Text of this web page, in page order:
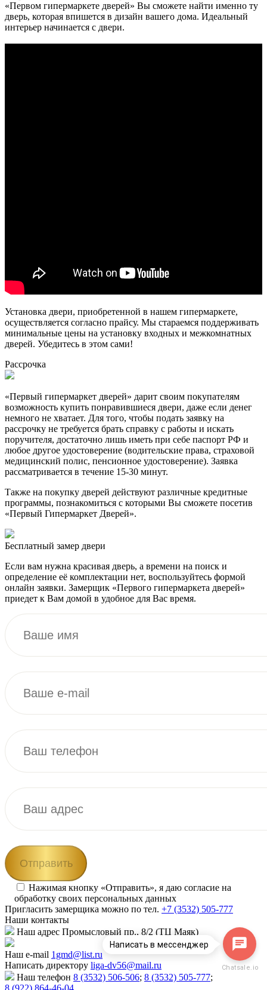
«Первом гипермаркете дверей» Вы сможете найти именно ту
дверь, которая впишется в дизайн вашего дома. Идеальный
интерьер начинается с двери.
Установка двери, приобретенной в нашем гипермаркете,
осуществляется согласно прайсу. Мы стараемся поддерживать
минимальные цены на установку входных и межкомнатных
дверей. Убедитесь в этом сами!
Рассрочка
«Первый гипермаркет дверей» дарит своим покупателям
возможность купить понравившиеся двери, даже если денег
немного не хватает. Для того, чтобы подать заявку на
рассрочку не требуется брать справку с работы и искать
поручителя, достаточно лишь иметь при себе паспорт РФ и
любое другое удостоверение (водительские права, страховой
медицинский полис, пенсионное удостоверение). Заявка
рассматривается в течение 15-30 минут.
Также на покупку дверей действуют различные кредитные
программы, познакомиться с которыми Вы сможете посетив
«Первый Гипермаркет Дверей».
Бесплатный замер двери
Если вам нужна красивая дверь, а времени на поиск и
определение её комплектации нет, воспользуйтесь формой
онлайн заявки. Замерщик «Первого гипермаркета дверей»
приедет к Вам домой в удобное для Вас время.
Нажимая кнопку «Отправить», я даю согласие на
обработку своих персональных данных
Пригласить замерщика можно по тел. +7 (3532) 505-777
Наши контакты
Наш адрес Промысловый пр., 8/2 (ТЦ Маяк)
Наш e-mail 1gmd@list.ru
Написать директору liga-dv56@mail.ru
Наш телефон 8 (3532) 506-506; 8 (3532) 505-777;
Написать в мессенджер
Chatsale.io